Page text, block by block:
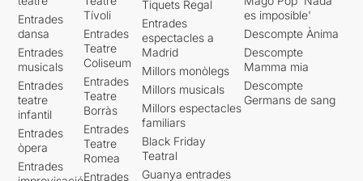
Entrades
dansa
Entrades
musicals
Entrades
teatre
infantil
Entrades
òpera
Entrades
Tívoli
Entrades
Teatre
Coliseum
Entrades
Teatre
Borràs
Entrades
Teatre
Romea
Entrades
Tiquets Regal
Entrades
espectacles a
Madrid
Millors monòlegs
Millors musicals
Millors espectacles
familiars
Black Friday
Teatral
Guanya entrades
es imposible'
Descompte Ànima
Descompte
Mamma mia
Descompte
Germans de sang